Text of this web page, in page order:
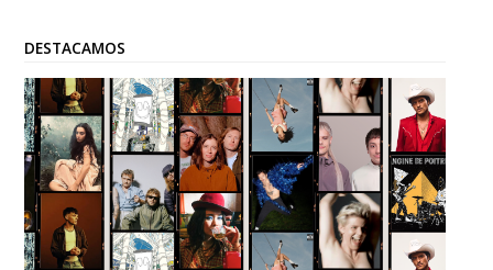
DESTACAMOS